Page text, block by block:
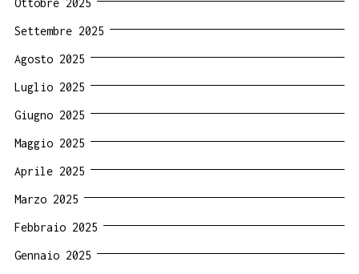
Ottobre 2025
Settembre 2025
Agosto 2025
Luglio 2025
Giugno 2025
Maggio 2025
Aprile 2025
Marzo 2025
Febbraio 2025
Gennaio 2025